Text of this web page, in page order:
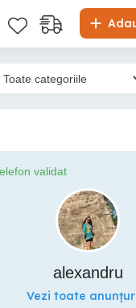
validat
alexandru
Vezi toate